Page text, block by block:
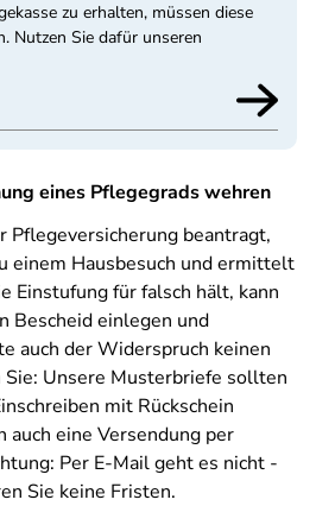
zu erhalten, müssen diese
Nutzen Sie dafür unseren
eines Pflegegrads wehren
Pflegeversicherung beantragt,
einem Hausbesuch und ermittelt
Einstufung für falsch hält, kann
Bescheid einlegen und
auch der Widerspruch keinen
Sie: Unsere Musterbriefe sollten
mit Rückschein
auch eine Versendung per
Per E-Mail geht es nicht -
Sie keine Fristen.